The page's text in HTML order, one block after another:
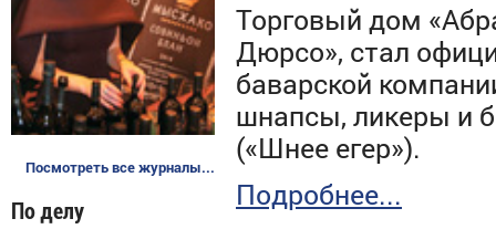
Посмотреть все журналы...
По делу
Торговый дом
Дюрсо», стал
баварской
шнапсы, ликеры и
(«Шнее егер»).
Подробнее...